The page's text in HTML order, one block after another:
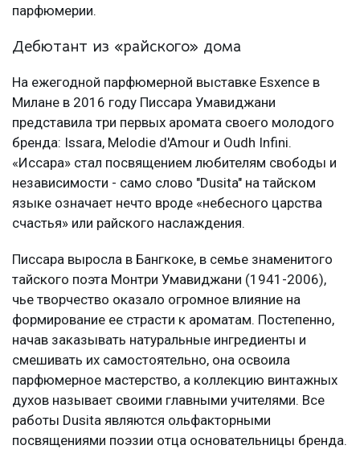
парфюмерии.
Дебютант из «райского» дома
На ежегодной парфюмерной выставке Esxence в
Милане в 2016 году Писсара Умавиджани
представила три первых аромата своего молодого
бренда: Issara, Melodie d'Amour и Oudh Infini.
«Иссара» стал посвящением любителям свободы и
независимости - само слово "Dusita" на тайском
языке означает нечто вроде «небесного царства
счастья» или райского наслаждения.
Писсара выросла в Бангкоке, в семье знаменитого
тайского поэта Монтри Умавиджани (1941-2006),
чье творчество оказало огромное влияние на
формирование ее страсти к ароматам. Постепенно,
начав заказывать натуральные ингредиенты и
смешивать их самостоятельно, она освоила
парфюмерное мастерство, а коллекцию винтажных
духов называет своими главными учителями. Все
работы Dusita являются ольфакторными
посвящениями поэзии отца основательницы бренда.